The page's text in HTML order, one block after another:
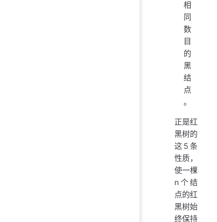
相
同
数
目
的
黑
结
点
。
正是红
黑树的
这5条
性质，
使一棵
n个结
点的红
黑树始
终保持